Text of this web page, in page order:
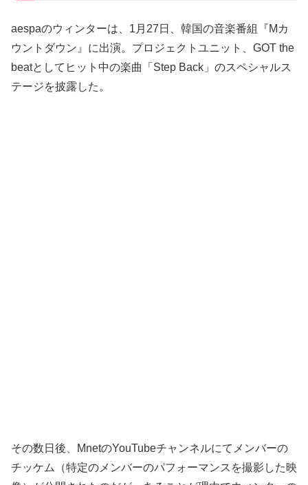
aespaのウィンターは、1月27日、韓国の音楽番組『Mカ
ウントダウン』に出演。プロジェクトユニット、GOT the
beatとしてヒット中の楽曲「Step Back」のスペシャルス
テージを披露した。
その数日後、MnetのYouTubeチャンネルにてメンバーの
チッケム（特定のメンバーのパフォーマンスを撮影した映